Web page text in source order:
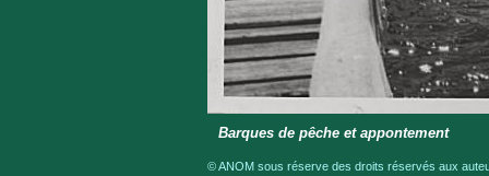
Barques de pêche et appontement
© ANOM sous réserve des droits réservés aux